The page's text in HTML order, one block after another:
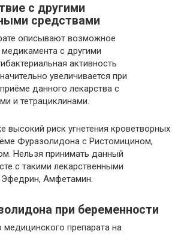
с другими
средствами
описывают возможное
с другими
активность
увеличивается при
данного лекарства с
и тетрациклинами.
высокий риск угнетения кроветворных
Фуразолидона с Ристомицином,
Нельзя принимать данный
с такими лекарственными
Эфедрин, Амфетамин.
при беременности
медицинского препарата на